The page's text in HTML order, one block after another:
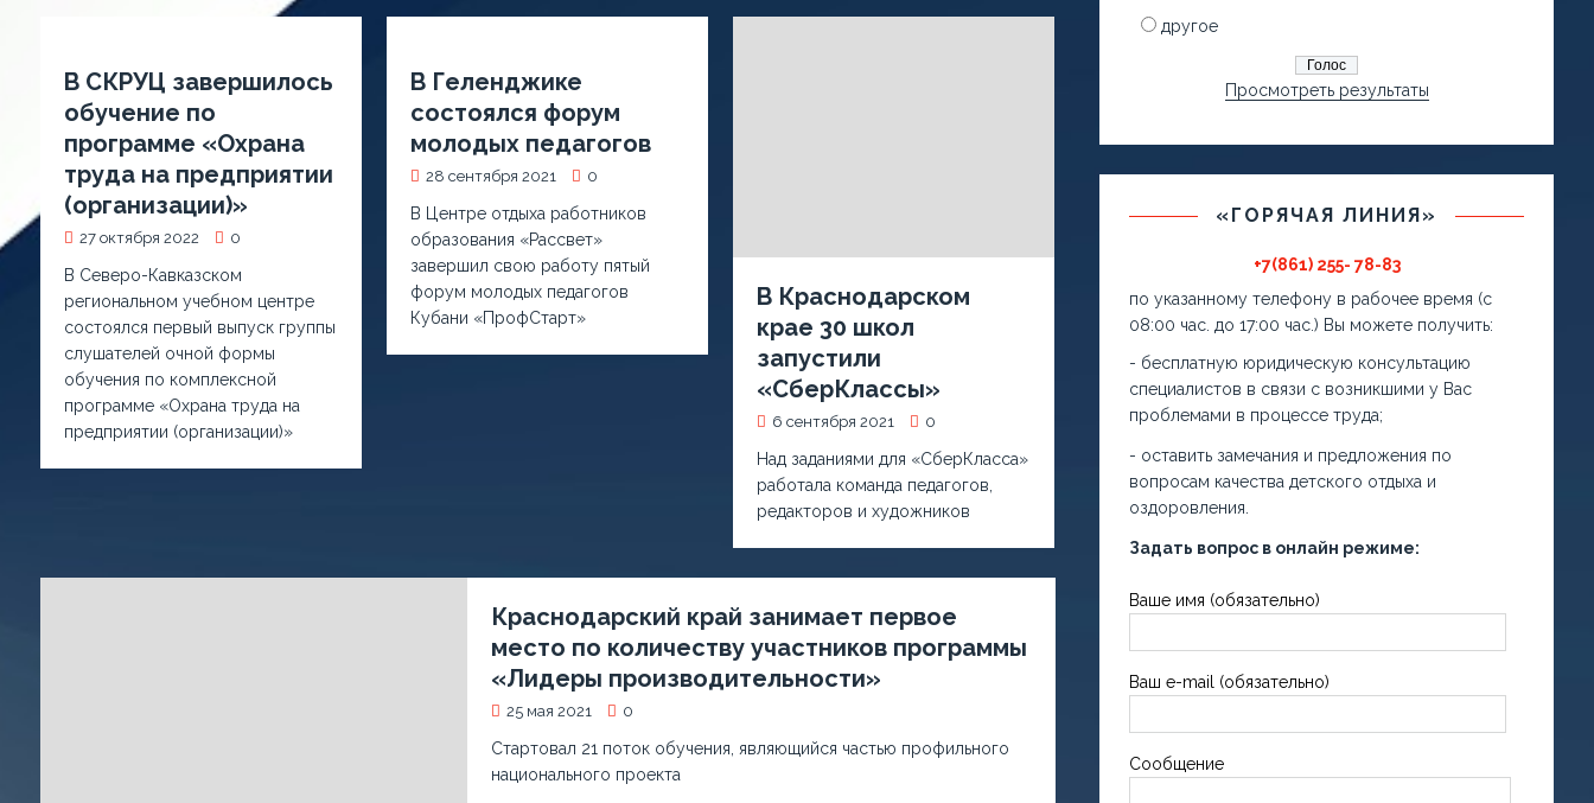
В СКРУЦ завершилось
обучение по
программе «Охрана
труда на предприятии
(организации)»
27 октября 2022 0
В Северо-Кавказском
региональном учебном центре
состоялся первый выпуск группы
слушателей очной формы
обучения по комплексной
программе «Охрана труда на
предприятии (организации)»
В Геленджике
состоялся форум
молодых педагогов
28 сентября 2021 0
В Центре отдыха работников
образования «Рассвет»
завершил свою работу пятый
форум молодых педагогов
Кубани «ПрофСтарт»
В Краснодарском
крае 30 школ
запустили
«СберКлассы»
6 сентября 2021 0
Над заданиями для «СберКласса»
работала команда педагогов,
редакторов и художников
Краснодарский край занимает первое
место по количеству участников программы
«Лидеры производительности»
25 мая 2021 0
Стартовал 21 поток обучения, являющийся частью профильного
национального проекта
другое
Просмотреть результаты
«ГОРЯЧАЯ ЛИНИЯ»
+7(861) 255- 78-83
по указанному телефону в рабочее время (с
08:00 час. до 17:00 час.) Вы можете получить:
- бесплатную юридическую консультацию
специалистов в связи с возникшими у Вас
проблемами в процессе труда;
- оставить замечания и предложения по
вопросам качества детского отдыха и
оздоровления.
Задать вопрос в онлайн режиме:
Ваше имя (обязательно)
Ваш e-mail (обязательно)
Сообщение